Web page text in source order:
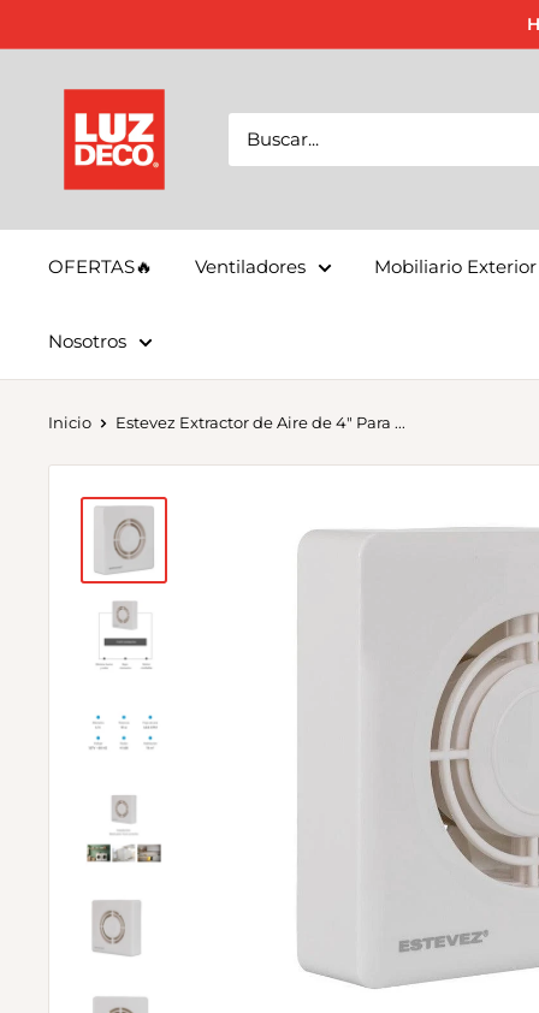
directamente
contenido
LuzDeco
OFERTAS🔥 Ventiladores Mobiliario Exterior
Nosotros
Inicio Estevez Extractor de Aire de 4" Para ...